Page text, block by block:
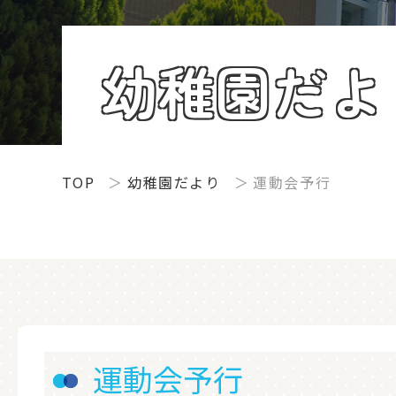
幼稚園だ
TOP 幼稚園だより 運動会予行
運動会予行